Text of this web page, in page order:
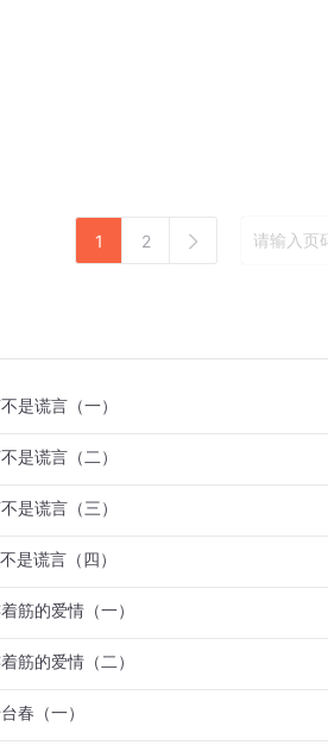
1 2
是谎言（一）
是谎言（二）
是谎言（三）
是谎言（四）
筋的爱情（一）
筋的爱情（二）
春（一）